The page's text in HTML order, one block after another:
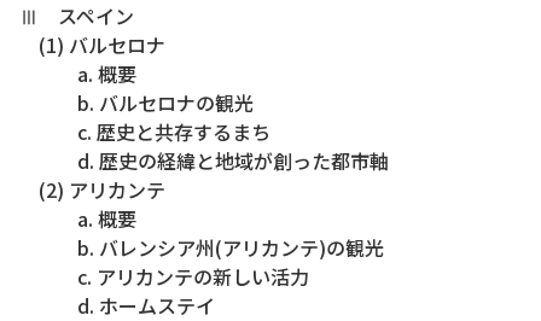
Ⅲ スペイン
(1) バルセロナ
a. 概要
b. バルセロナの観光
c. 歴史と共存するまち
d. 歴史の経緯と地域が創った都市軸
(2) アリカンテ
a. 概要
b. バレンシア州(アリカンテ)の観光
c. アリカンテの新しい活力
d. ホームステイ